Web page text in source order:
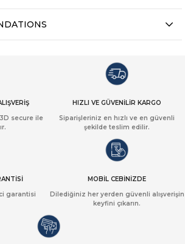
secure ile
HIZLI VE GÜVENİLİR KARGO
Siparişleriniz en hızlı ve en güvenli
şekilde teslim edilir.
garantisi
MOBİL CEBİNİZDE
Dilediğiniz her yerden güvenli alışverişin
keyfini çıkarın.